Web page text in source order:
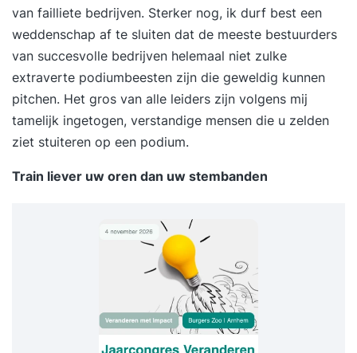
van failliete bedrijven. Sterker nog, ik durf best een
weddenschap af te sluiten dat de meeste bestuurders
van succesvolle bedrijven helemaal niet zulke
extraverte podiumbeesten zijn die geweldig kunnen
pitchen. Het gros van alle leiders zijn volgens mij
tamelijk ingetogen, verstandige mensen die u zelden
ziet stuiteren op een podium.
Train liever uw oren dan uw stembanden